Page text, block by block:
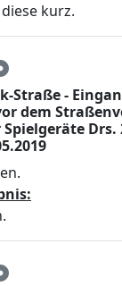
kurz.
Straße -
dem
Drs.